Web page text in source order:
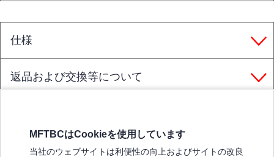
仕様
返品および交換等について
MFTBCはCookieを使用しています
当社のウェブサイトは利便性の向上およびサイトの改良